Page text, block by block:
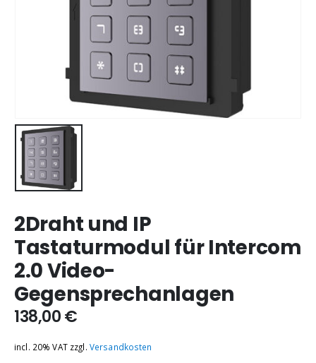
2Draht und IP
Tastaturmodul für Intercom
2.0 Video-
Gegensprechanlagen
138,00€
incl. 20% VAT zzgl. Versandkosten